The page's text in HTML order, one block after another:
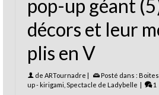
pop-up géant
décors et leur
plis en V
de ARTournadre | Posté dans :
up - kirigami Spectacle de Ladybelle | 1